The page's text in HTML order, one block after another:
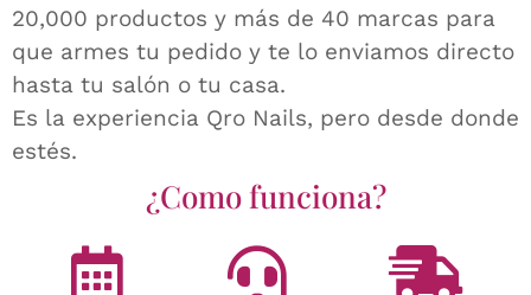
20,000 productos y más de 40 marcas para
que armes tu pedido y te lo enviamos directo
hasta tu salón o tu casa.
Es la experiencia Qro Nails, pero desde donde
estés.
¿Como funciona?